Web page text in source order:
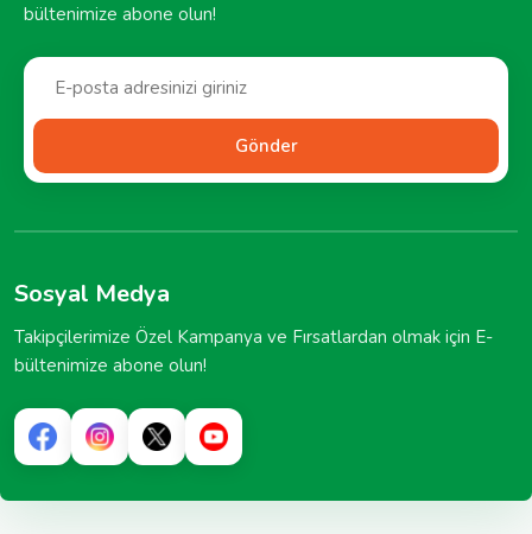
bültenimize abone olun!
Gönder
Sosyal Medya
Takipçilerimize Özel Kampanya ve Fırsatlardan olmak için E-
bültenimize abone olun!